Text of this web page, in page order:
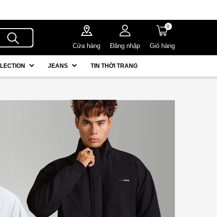
Cửa hàng Đăng nhập
0
Giỏ hàng
JEANS TIN THỜI TRANG